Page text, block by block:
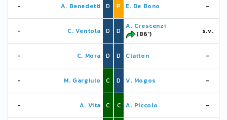
- A. Benedetti D
- C. Ventola D
- C. Mora D
- M. Gargiulo C
- A. Vita C
P E. De Bono -
D
A. Crescenzi
(86')
s.v.
D Claiton -
D V. Mogos -
C A. Piccolo -